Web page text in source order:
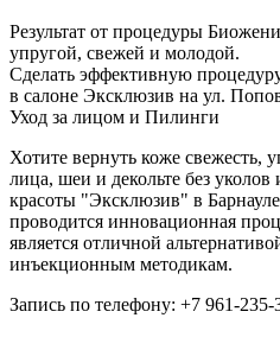
Результат от процедуры
упругой, свежей и молодой.
Сделать эффективную
в салоне Эксклюзив на ул.
Уход за лицом и Пилинги
Хотите вернуть коже свежесть,
лица, шеи и декольте без
красоты "Эксклюзив" в
проводится инновационная
является отличной
инъекционным методикам.
Запись по телефону: +7 961-235-